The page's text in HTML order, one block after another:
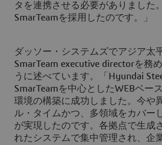
タを連携させる必要がありました
SmarTeamを採用したのです。」
ダッソー・システムズでアジア太
SmarTeam executive directorを務
うに述べています。「Hyundai
SmarTeamを中心としたWEBベー
環境の構築に成功しました。今や
ル・タイムかつ、多領域をカバー
が実現したのです。各拠点で生成
れたシステムで集中管理され、企